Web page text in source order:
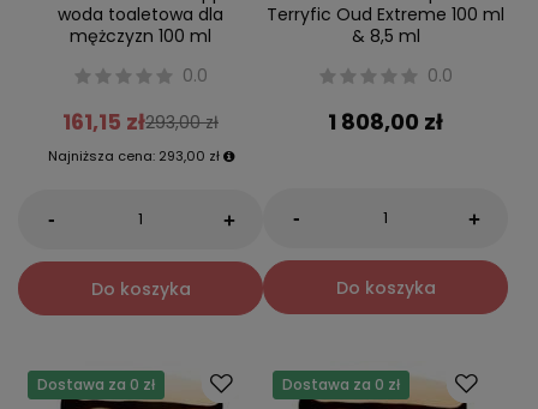
woda toaletowa dla
mężczyzn 100 ml
0.0
161,15 zł293,00 zł
Najniższa cena: 293,00 zł
- +
Do koszyka
Terryfic Oud Extreme 100 ml
& 8,5 ml
0.0
1 808,00 zł
- +
Do koszyka
Dostawa za 0 zł Dostawa za 0 zł